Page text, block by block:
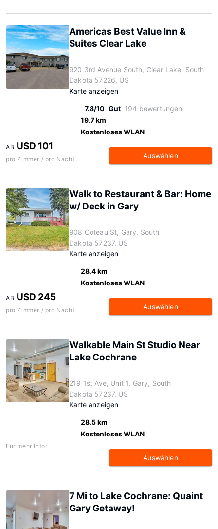
Americas Best Value Inn &
Suites Clear Lake
920 3rd Avenue South, Clear Lake, South
Dakota 57226, US
Karte anzeigen
7.8/10 Gut 194 bewertungen
19.7 km
Kostenloses WLAN
AB USD 101
pro Zimmer / pro Nacht Auswählen
Walk to Restaurant & Bar: Home
w/ Deck in Gary
908 Coteau St, Gary, South
Dakota 57237, US
Karte anzeigen
28.4 km
Kostenloses WLAN
AB USD 245
pro Zimmer / pro Nacht Auswählen
Walkable Main St Studio Near
Lake Cochrane
219 1st Ave, Unit 1, Gary, South
Dakota 57237, US
Karte anzeigen
28.5 km
Kostenloses WLAN
Für mehr Info:
Auswählen
7 Mi to Lake Cochrane: Quaint
Gary Getaway!